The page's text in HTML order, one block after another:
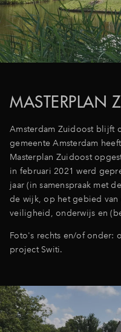
MASTERPLAN
Amsterdam Zuidoost blijft
gemeente Amsterdam
Masterplan Zuidoost
in februari 2021 werd
jaar (in samenspraak met
de wijk, op het gebied
veiligheid, onderwijs en
Foto's rechts en/of onder:
project Switi.